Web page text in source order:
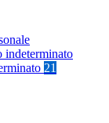
indeterminato
21